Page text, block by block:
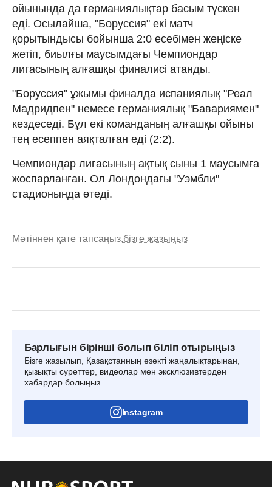
ойынында да германиялықтар басым түскен
еді. Осылайша, "Боруссия" екі матч
қорытындысы бойынша 2:0 есебімен жеңіске
жетіп, биылғы маусымдағы Чемпиондар
лигасының алғашқы финалисі атанды.
"Боруссия" ұжымы финалда испаниялық "Реал
Мадридпен" немесе германиялық "Бавариямен"
кездеседі. Бұл екі команданың алғашқы ойыны
тең есеппен аяқталған еді (2:2).
Чемпиондар лигасының ақтық сыны 1 маусымға
жоспарланған. Ол Лондондағы "Уэмбли"
стадионында өтеді.
Мәтіннен қате тапсаңыз,бізге жазыңыз
Барлығын бірінші болып біліп отырыңыз
Бізге жазылып, Қазақстанның өзекті жаңалықтарынан,
қызықты суреттер, видеолар мен эксклюзивтерден
хабардар болыңыз.
Instagram